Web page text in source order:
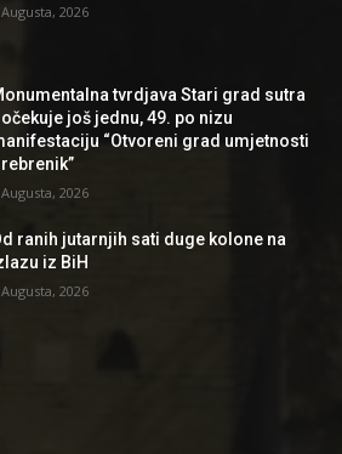
2026
tvrdjava Stari grad sutra
još jednu, 49. po nizu
“Otvoreni grad umjetnosti
2026
ranih jutarnjih sati duge kolone na
iz BiH
2026